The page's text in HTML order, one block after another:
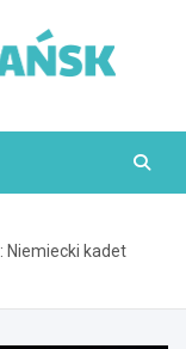
Niemiecki kadet